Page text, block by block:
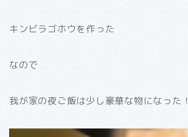
キンビラゴホウを作った
なので
我が家の夜ご飯は少し豪華な物になった！